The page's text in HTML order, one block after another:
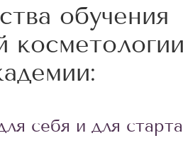
обучения
себя и для старта